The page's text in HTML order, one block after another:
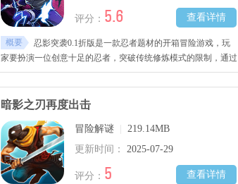
查看详情
评分： 5.6
概要
忍影突袭0.1折版是一款忍者题材的开箱冒险游戏，玩
家要扮演一位创意十足的忍者，突破传统修炼模式的限制，通过
关卡推进收集各类强力忍具，最后参与终极对决，依靠战术搭配
与忍具组合，抢夺顶尖忍者的称号，喜欢的朋友快来本站下载试
玩吧！
暗影之刃再度出击
冒险解谜
219.14MB
更新时间：
2025-07-29
查看详情
评分： 5